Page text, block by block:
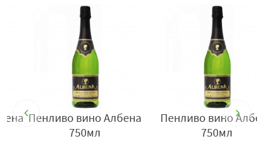
Пенливо вино Албена
750мл
Пенливо вино Албена
750мл